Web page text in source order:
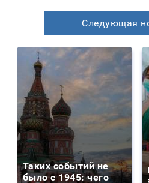
Следующая
Таких событий не
было с 1945: чего